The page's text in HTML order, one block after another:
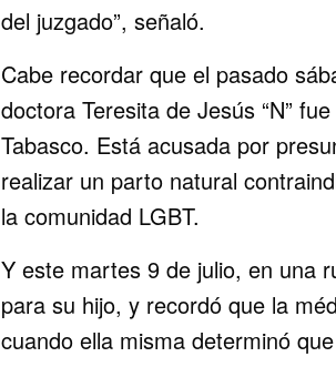
del juzgado”, señaló.
Cabe recordar que el pasado
doctora Teresita de Jesús “N”
Tabasco. Está acusada por
realizar un parto natural
la comunidad LGBT.
Y este martes 9 de julio, en una
para su hijo, y recordó que la
cuando ella misma determinó